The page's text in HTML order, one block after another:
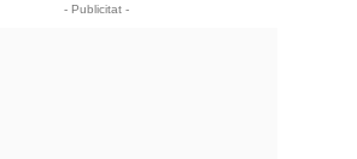
- Publicitat -